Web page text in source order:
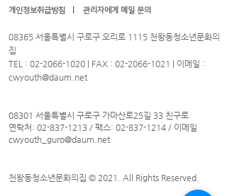
개인정보취급방침 관리자에게 메일 문의
08365 서울특별시 구로구 오리로 1115 천왕동청소년문화의
집
TEL : 02-2066-1020 | FAX : 02-2066-1021
| 이메일 :
cwyouth@daum.net
08301 서울특별시 구로구 가마산로25길 33 친구로
연락처: 02-837-1213 / 팩스: 02-837-1214 / 이메일
cwyouth_guro@daum.net
천왕동청소년문화의집 © 2021. All Rights Reserved.